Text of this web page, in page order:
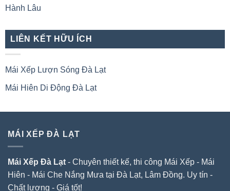
Hành Lâu
LIÊN KẾT HỮU ÍCH
Mái Xếp Lượn Sóng Đà Lạt
Mái Hiên Di Động Đà Lạt
MÁI XẾP ĐÀ LẠT
Mái Xếp Đà Lạt - Chuyên thiết kế, thi công Mái Xếp - Mái
Hiên - Mái Che Nắng Mưa tại Đà Lạt, Lâm Đồng. Uy tín -
Chất lượng - Giá tốt!